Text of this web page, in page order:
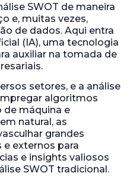
SWOT de maneira
e, muitas vezes,
de dados. Aqui entra
(IA), uma tecnologia
auxiliar na tomada de
setores, e a análise
algoritmos
de máquina e
natural, as
grandes
externos para
e insights valiosos
SWOT tradicional.